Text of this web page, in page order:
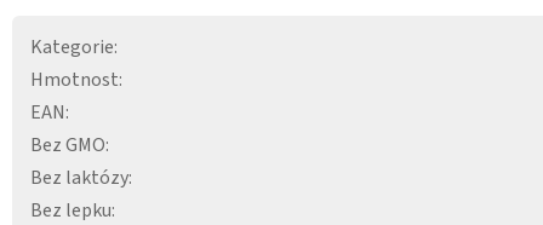
Kategorie:
Hmotnost:
EAN:
Bez GMO:
Bez laktózy:
Bez lepku: